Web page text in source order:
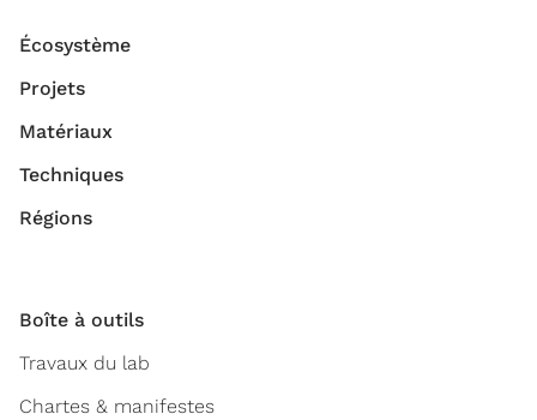
Écosystème
Projets
Matériaux
Techniques
Régions
Boîte à outils
Travaux du lab
Chartes & manifestes